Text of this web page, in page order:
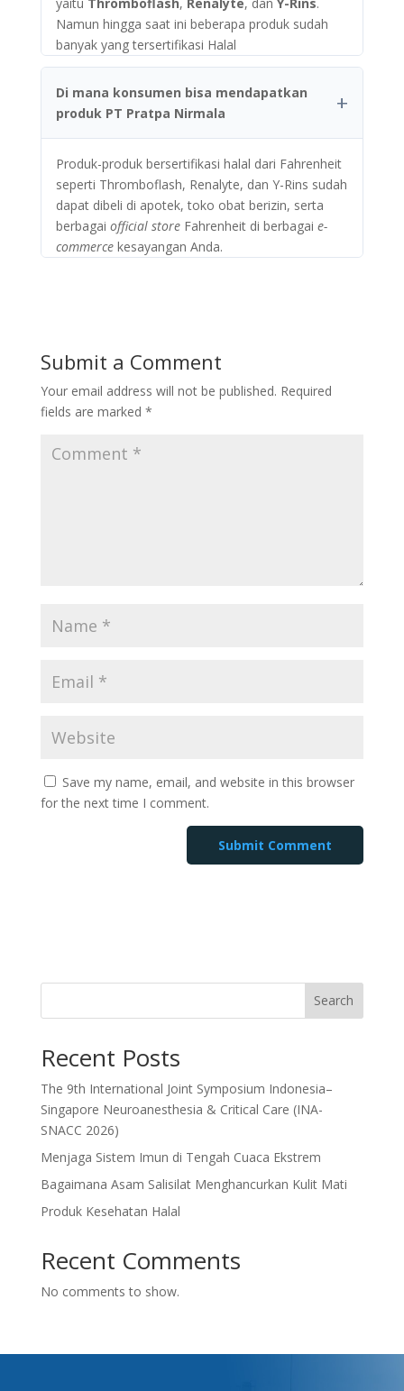
Namun hingga saat ini beberapa produk sudah
banyak yang tersertifikasi Halal
Di mana konsumen bisa mendapatkan
produk PT Pratpa Nirmala
Produk-produk bersertifikasi halal dari Fahrenheit
seperti Thromboflash, Renalyte, dan Y-Rins sudah
dapat dibeli di apotek, toko obat berizin, serta
berbagai official storeFahrenheit di berbagai e-
commercekesayangan Anda.
Submit a Comment
Your email address will not be published. Required
fields are marked *
Save my name, email, and website in this browser
for the next time I comment.
Search
Recent Posts
The 9th International Joint Symposium Indonesia–
Singapore Neuroanesthesia & Critical Care (INA-
SNACC 2026)
Menjaga Sistem Imun di Tengah Cuaca Ekstrem
Bagaimana Asam Salisilat Menghancurkan Kulit Mati
Produk Kesehatan Halal
Recent Comments
No comments to show.